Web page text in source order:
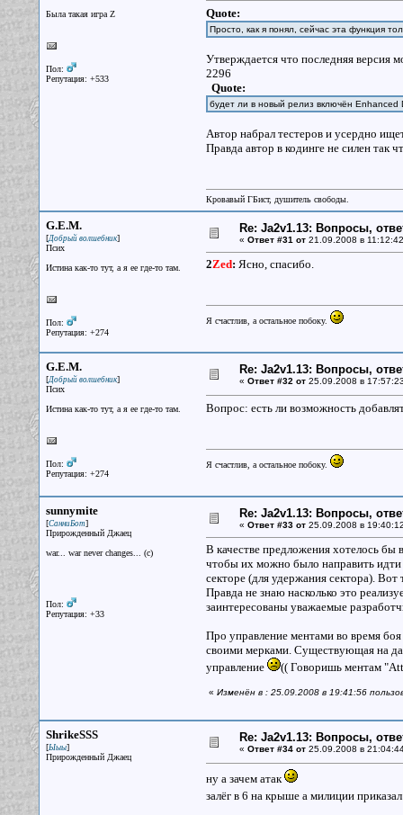
Была такая игра Z
Пол:
Репутация: +533
Quote:
Просто, как я понял, сейчас эта функция
Утверждается что последняя версия
2296
Quote:
будет ли в новый релиз включён Enhanced
Автор набрал тестеров и усердно
Правда автор в кодинге не силен так
Кровавый ГБист, душитель свободы.
G.E.M.
[Добрый волшебник]
Псих
Истина как-то тут, а я ее где-то там.
Пол:
Репутация: +274
Re: Ja2v1.13: Вопросы,
« Ответ #31 от21.09.2008 в
2Zed: Ясно, спасибо.
Я счастлив, а остальное побоку.
G.E.M.
[Добрый волшебник]
Псих
Истина как-то тут, а я ее где-то там.
Пол:
Репутация: +274
Re: Ja2v1.13: Вопросы,
« Ответ #32 от25.09.2008 в
Вопрос: есть ли возможность
Я счастлив, а остальное побоку.
sunnymite
[СанниБот]
Прирожденный Джаец
war... war never changes... (c)
Пол:
Репутация: +33
Re: Ja2v1.13: Вопросы,
« Ответ #33 от25.09.2008 в
В качестве предложения хотелось бы
чтобы их можно было направить идти
секторе (для удержания сектора).
Правда не знаю насколько это
заинтересованы уважаемые
Про управление ментами во время
своими мерками. Существующая на
управление
(( Говоришь ментам
« Изменён в : 25.09.2008 в 19:41:56
ShrikeSSS
[Ыыы]
Прирожденный Джаец
Re: Ja2v1.13: Вопросы,
« Ответ #34 от25.09.2008 в
ну а зачем атак
залёг в 6 на крыше а милиции